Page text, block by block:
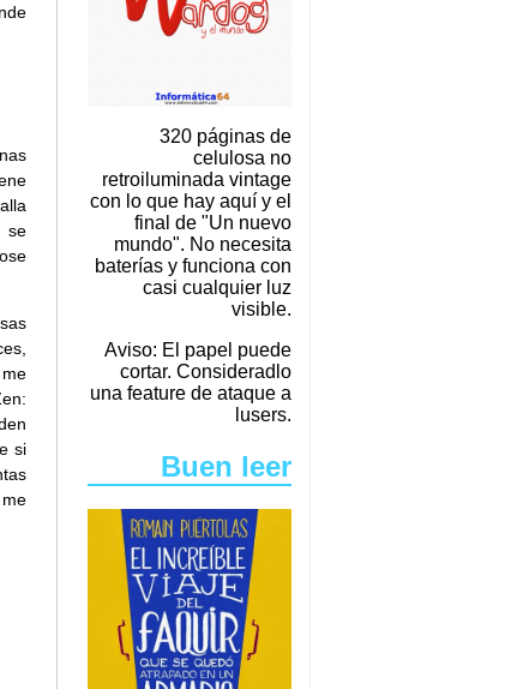
320 páginas de
celulosa no
retroiluminada vintage
con lo que hay aquí y el
final de "Un nuevo
mundo". No necesita
baterías y funciona con
casi cualquier luz
visible.
Aviso: El papel puede
cortar. Consideradlo
una feature de ataque a
lusers.
Buen leer
se
si